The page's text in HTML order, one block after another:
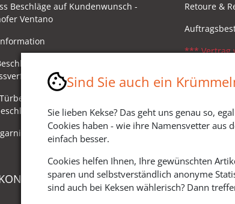
Beschläge auf Kundenwunsch -
Ventano
- Herstellung im
als
Sicherheitsbeschlag
mit Drehknauf
Retoure &
*** Vertrag
SOZIALE
Sind Sie auch ein
Sie lieben Kekse? Das geht uns genau so,
Cookies haben - wie ihre Namensvetter aus
einfach besser.
Cookies helfen Ihnen, Ihre gewünschten
sparen und selbstverständlich anonyme
sind auch bei Keksen wählerisch? Dann